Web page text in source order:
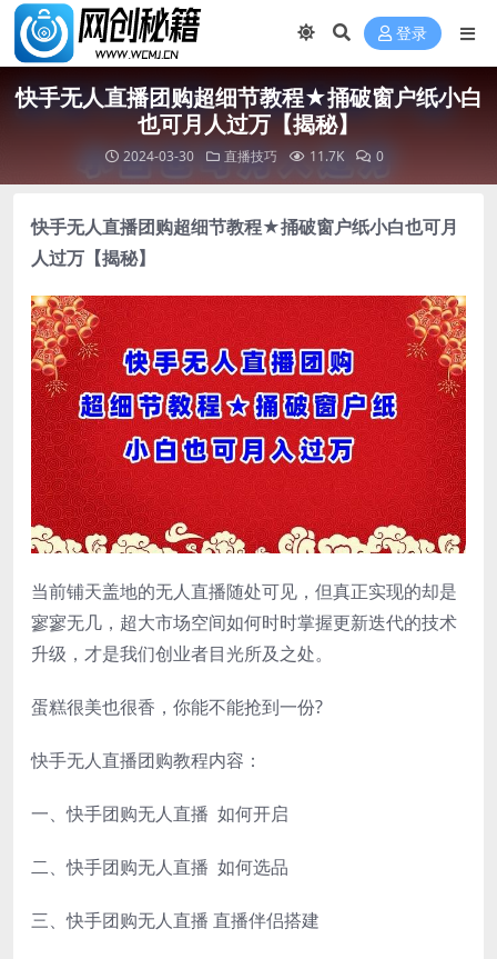
登录
快手无人直播团购超细节教程★捅破窗户纸小白
也可月人过万【揭秘】
2024-03-30 直播技巧 11.7K 0
快手无人直播团购超细节教程★捅破窗户纸小白也可月
人过万【揭秘】
当前铺天盖地的无人直播随处可见，但真正实现的却是
寥寥无几，超大市场空间如何时时掌握更新迭代的技术
升级，才是我们创业者目光所及之处。
蛋糕很美也很香，你能不能抢到一份?
快手无人直播团购教程内容：
一、快手团购无人直播 如何开启
二、快手团购无人直播 如何选品
三、快手团购无人直播 直播伴侣搭建